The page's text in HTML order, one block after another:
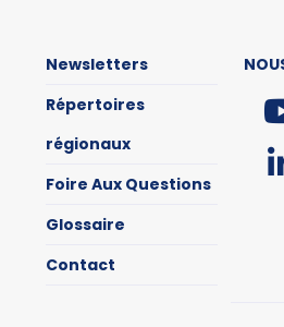
Newsletters
Répertoires
régionaux
Foire Aux Questions
Glossaire
Contact